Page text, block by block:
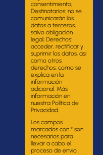
consentimiento;
Destinatarios: no se
comunicarán los
datos a terceros,
salvo obligación
legal; Derechos:
acceder, rectificar y
suprimir los datos, así
como otros
derechos, como se
explica en la
información
adicional. Más
información en
nuestra Política de
Privacidad.
Los campos
marcados con * son
necesarios para
llevar a cabo el
proceso de envío.